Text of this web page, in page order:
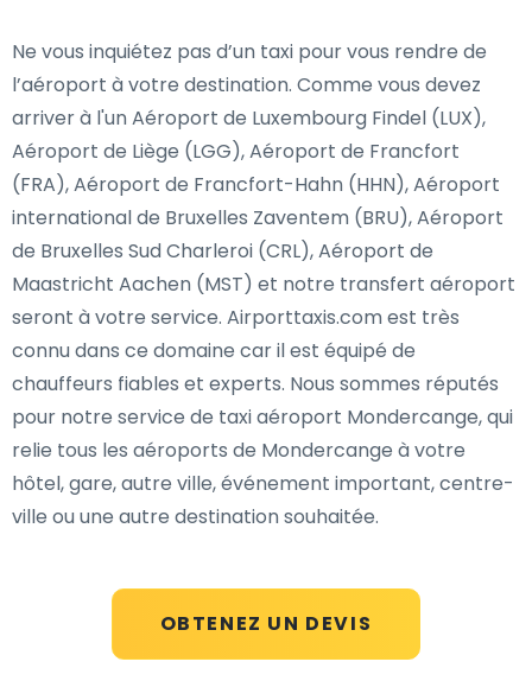
OBTENEZ UN DEVIS
Ne vous inquiétez pas d’un taxi pour vous rendre de
l’aéroport à votre destination. Comme vous devez
arriver à l'un Aéroport de Luxembourg Findel (LUX),
Aéroport de Liège (LGG), Aéroport de Francfort
(FRA), Aéroport de Francfort-Hahn (HHN), Aéroport
international de Bruxelles Zaventem (BRU), Aéroport
de Bruxelles Sud Charleroi (CRL), Aéroport de
Maastricht Aachen (MST) et notre transfert aéroport
seront à votre service. Airporttaxis.com est très
connu dans ce domaine car il est équipé de
chauffeurs fiables et experts. Nous sommes réputés
pour notre service de taxi aéroport Mondercange, qui
relie tous les aéroports de Mondercange à votre
hôtel, gare, autre ville, événement important, centre-
ville ou une autre destination souhaitée.